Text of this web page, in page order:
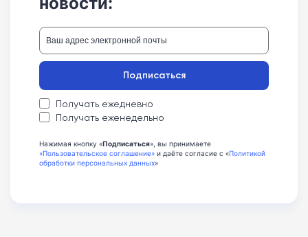
Получать ежедневно
Получать еженедельно
Подписаться
Нажимая кнопку «Подписаться», вы принимаете
«Пользовательское соглашение» и даёте согласие с «Политикой
обработки персональных данных»